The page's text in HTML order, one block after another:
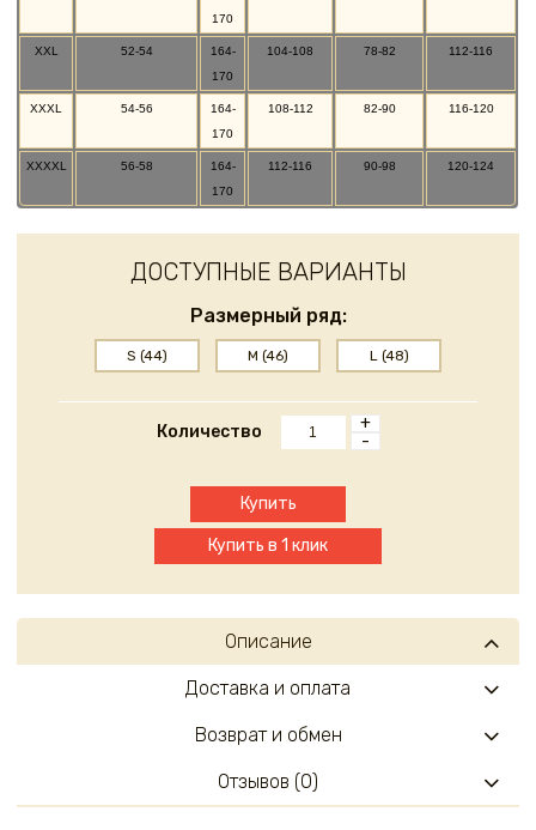
170
XXL 52-54
164-
170
104-108 78-82 112-116
XXXL 54-56
164-
170
108-112 82-90 116-120
XXXXL 56-58
164-
170
112-116 90-98 120-124
ДОСТУПНЫЕ ВАРИАНТЫ
Размерный ряд:
S (44) M (46) L (48)
Количество
+
-
Купить
Купить в 1 клик
Описание
Доставка и оплата
Возврат и обмен
Отзывов (0)